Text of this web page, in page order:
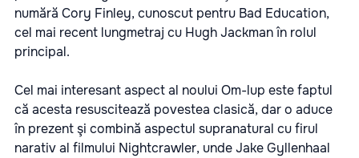
numără Cory Finley, cunoscut pentru Bad Education,
cel mai recent lungmetraj cu Hugh Jackman în rolul
principal.
Cel mai interesant aspect al noului Om-lup este faptul
că acesta resuscitează povestea clasică, dar o aduce
în prezent şi combină aspectul supranatural cu firul
narativ al filmului Nightcrawler, unde Jake Gyllenhaal